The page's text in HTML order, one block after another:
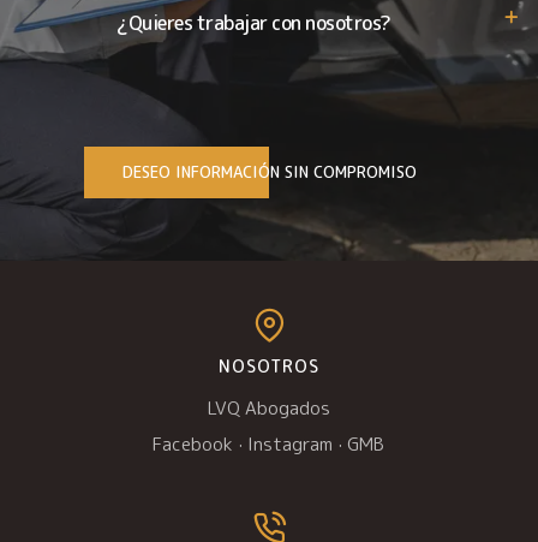
¿Quieres trabajar con nosotros?
DESEO INFORMACIÓN SIN COMPROMISO
NOSOTROS
LVQ Abogados
Facebook · Instagram · GMB